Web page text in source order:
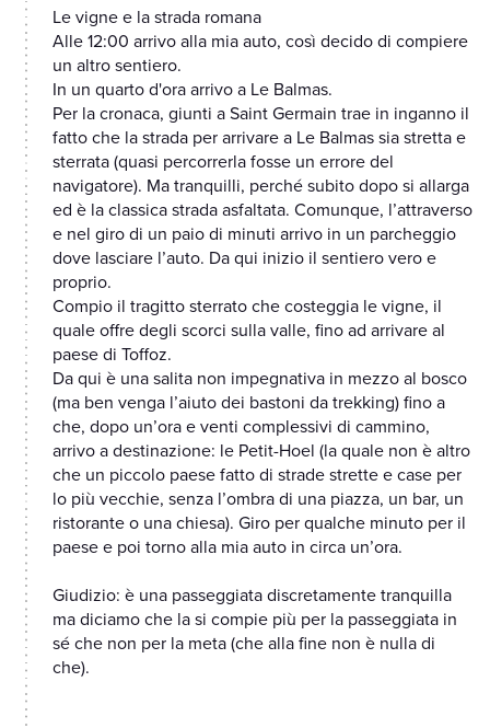
Le vigne e la strada romana
Alle 12:00 arrivo alla mia auto, così decido di compiere
un altro sentiero.
In un quarto d'ora arrivo a Le Balmas.
Per la cronaca, giunti a Saint Germain trae in inganno il
fatto che la strada per arrivare a Le Balmas sia stretta e
sterrata (quasi percorrerla fosse un errore del
navigatore). Ma tranquilli, perché subito dopo si allarga
ed è la classica strada asfaltata. Comunque, l’attraverso
e nel giro di un paio di minuti arrivo in un parcheggio
dove lasciare l’auto. Da qui inizio il sentiero vero e
proprio.
Compio il tragitto sterrato che costeggia le vigne, il
quale offre degli scorci sulla valle, fino ad arrivare al
paese di Toffoz.
Da qui è una salita non impegnativa in mezzo al bosco
(ma ben venga l’aiuto dei bastoni da trekking) fino a
che, dopo un’ora e venti complessivi di cammino,
arrivo a destinazione: le Petit-Hoel (la quale non è altro
che un piccolo paese fatto di strade strette e case per
lo più vecchie, senza l’ombra di una piazza, un bar, un
ristorante o una chiesa). Giro per qualche minuto per il
paese e poi torno alla mia auto in circa un’ora.
Giudizio: è una passeggiata discretamente tranquilla
ma diciamo che la si compie più per la passeggiata in
sé che non per la meta (che alla fine non è nulla di
che).